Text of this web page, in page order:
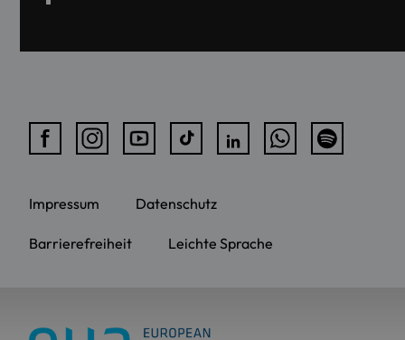
Impressum Datenschutz
Barrierefreiheit Leichte Sprache